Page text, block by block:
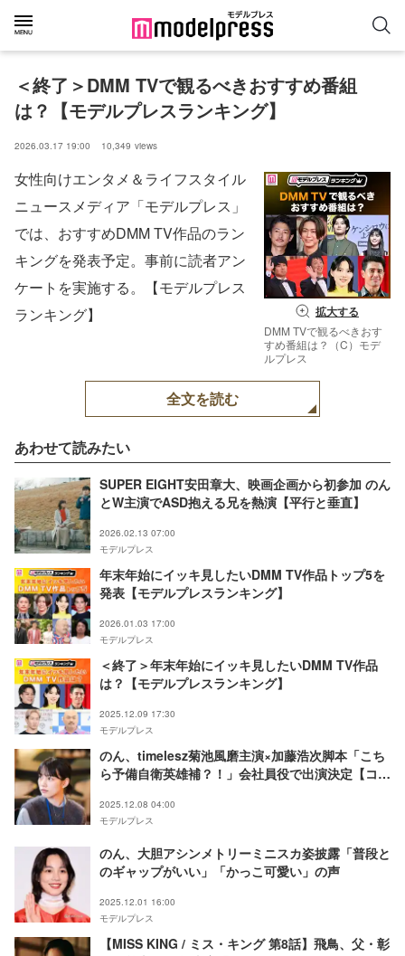
＜終了＞DMM TVで観るべきおすすめ番組
は？【モデルプレスランキング】
2026.03.17 19:00 10,349 views
拡大する
DMM TVで観るべきおす
すめ番組は？（C）モデ
ルプレス
女性向けエンタメ＆ライフスタイル
ニュースメディア「モデルプレス」
では、おすすめDMM TV作品のラン
キングを発表予定。事前に読者アン
ケートを実施する。【モデルプレス
ランキング】
全文を読む
あわせて読みたい
SUPER EIGHT安田章大、映画企画から初参加 のん
とW主演でASD抱える兄を熱演【平行と垂直】
2026.02.13 07:00
モデルプレス
年末年始にイッキ見したいDMM TV作品トップ5を
発表【モデルプレスランキング】
2026.01.03 17:00
モデルプレス
＜終了＞年末年始にイッキ見したいDMM TV作品
は？【モデルプレスランキング】
2025.12.09 17:30
モデルプレス
のん、timelesz菊池風磨主演×加藤浩次脚本「こち
ら予備自衛英雄補？！」会社員役で出演決定【コメ
2025.12.08 04:00
モデルプレス
のん、大胆アシンメトリーミニスカ姿披露「普段と
のギャップがいい」「かっこ可愛い」の声
2025.12.01 16:00
モデルプレス
【MISS KING / ミス・キング 第8話】飛鳥、父・彰